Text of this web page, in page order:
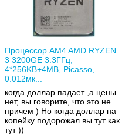
Процессор AM4 AMD RYZEN
3 3200GE 3.3ГГц,
4*256KB+4MB, Picasso,
0.012мк...
когда доллар падает ,а цены
нет, вы говорите, что это не
причем ) Но когда доллар на
копейку подорожал вы тут как
тут ))